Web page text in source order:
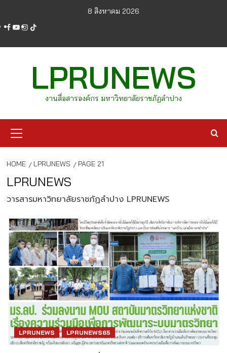
content
8 สิงหาคม 2026
facebook
youtube
instagram
tiktok
LPRUNEWS
งานสื่อสารองค์กร มหาวิทยาลัยราชภัฏลำปาง
Menu
HOME LPRUNEWS PAGE 21
LPRUNEWS
วารสารมหาวิทยาลัยราชภัฏลำปาง LPRUNEWS
LPRUNEWS LPRUNEWS65